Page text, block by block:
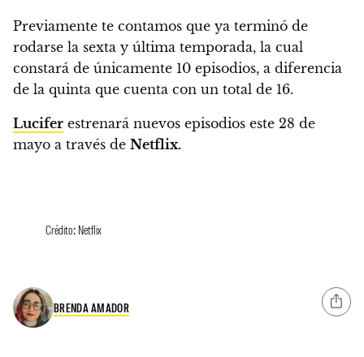
Previamente te contamos que ya terminó de
rodarse la sexta y última temporada, la cual
constará de únicamente 10 episodios, a diferencia
de la quinta que cuenta con un total de 16.
Lucifer estrenará nuevos episodios este 28 de
mayo a través de Netflix.
Crédito: Netflix
BRENDA AMADOR